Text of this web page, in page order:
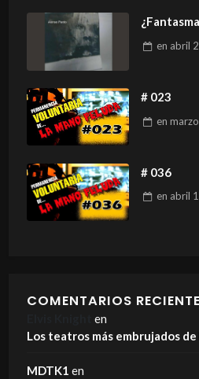
en abril
# 023
en
# 036
en abril
COMENTARIOS
en
Los teatros más embrujados
MDTK1 en